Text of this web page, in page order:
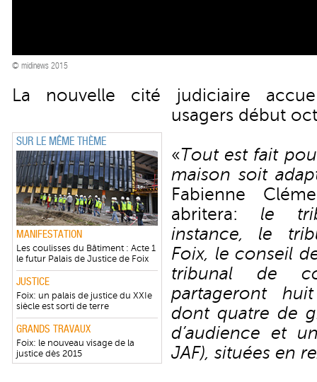
© midinews 2015
SUR LE MÊME THÈME
MANIFESTATION
Les coulisses du Bâtiment : Acte 1
le futur Palais de Justice de Foix
JUSTICE
Foix: un palais de justice du XXIe
siècle est sorti de terre
GRANDS TRAVAUX
Foix: le nouveau visage de la
justice dès 2015
La nouvelle cité judiciaire
usagers début
«Tout est fait
maison soit
Fabienne
abritera: le
instance, le
Foix, le conseil
tribunal de
partageront
dont quatre de
d’audience et
JAF), situées en